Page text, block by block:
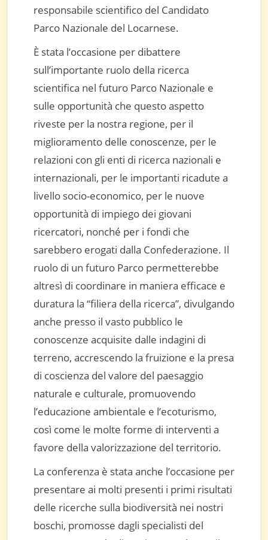
responsabile scientifico del Candidato
Parco Nazionale del Locarnese.
È stata l’occasione per dibattere
sull’importante ruolo della ricerca
scientifica nel futuro Parco Nazionale e
sulle opportunità che questo aspetto
riveste per la nostra regione, per il
miglioramento delle conoscenze, per le
relazioni con gli enti di ricerca nazionali e
internazionali, per le importanti ricadute a
livello socio-economico, per le nuove
opportunità di impiego dei giovani
ricercatori, nonché per i fondi che
sarebbero erogati dalla Confederazione. Il
ruolo di un futuro Parco permetterebbe
altresì di coordinare in maniera efficace e
duratura la “filiera della ricerca”, divulgando
anche presso il vasto pubblico le
conoscenze acquisite dalle indagini di
terreno, accrescendo la fruizione e la presa
di coscienza del valore del paesaggio
naturale e culturale, promuovendo
l’educazione ambientale e l’ecoturismo,
così come le molte forme di interventi a
favore della valorizzazione del territorio.
La conferenza è stata anche l’occasione per
presentare ai molti presenti i primi risultati
delle ricerche sulla biodiversità nei nostri
boschi, promosse dagli specialisti del